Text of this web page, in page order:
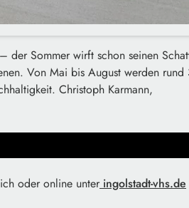
der Sommer wirft schon seinen
Von Mai bis August werden
Christoph Karmann,
oder online unter ingolstadt-vhs.de